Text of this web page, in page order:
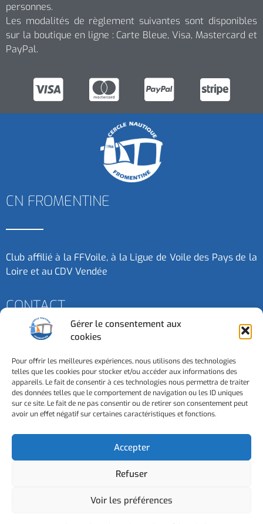
Gérer le consentement aux
cookies
Pour offrir les meilleures expériences, nous utilisons des technologies
telles que les cookies pour stocker et/ou accéder aux informations des
appareils. Le fait de consentir à ces technologies nous permettra de traiter
des données telles que le comportement de navigation ou les ID uniques
sur ce site. Le fait de ne pas consentir ou de retirer son consentement peut
avoir un effet négatif sur certaines caractéristiques et fonctions.
Accepter
Refuser
Voir les préférences
personnes.
Les modalités de règlement suivantes sont disponibles
sur la boutique en ligne : Carte Bleue, Visa, Mastercard et
PayPal.
CN FROMENTINE
Club affilié à la FFVoile, à la Ligue de Voile des Pays de la
Loire et au CDV Vendée
CONTACT
Contactez-nous
3 Esplanade de la Mer - 85550 - La Barre de Monts